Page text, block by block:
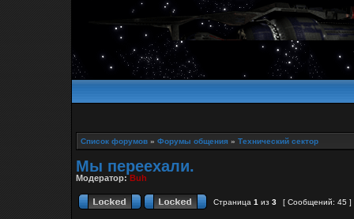
Список форумов » Форумы общения » Технический сектор
Мы переехали.
Модератор:Buh
Страница 1 из 3 [ Сообщений: 45 ]